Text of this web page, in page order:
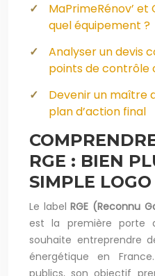
MaPrimeRénov’ et
quel équipement ?
Analyser un devis
points de contrôle
Devenir un maître
plan d’action final
RGE : BIEN
SIMPLE LOGO
Le labelRGE (Reconnu
est la première porte
souhaite entreprendre
énergétique en
publics, son objectif